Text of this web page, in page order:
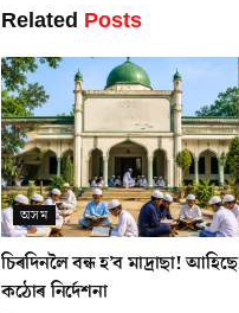
Related Posts
অসম
চিৰদিনলৈ বন্ধ হ’ব মাদ্ৰাছা! আহিছে
কঠোৰ নিৰ্দেশনা